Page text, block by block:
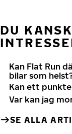
DU
Kan Flat Run
bilar som
Kan ett
Var kan jag
SE ALLA